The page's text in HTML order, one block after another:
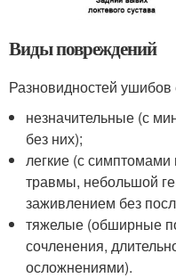
Виды повреждений
Разновидностей ушибов
незначительные (с
без них);
легкие (с
травмы, небольшой
заживлением без
тяжелые (обширные
сочленения,
осложнениями).